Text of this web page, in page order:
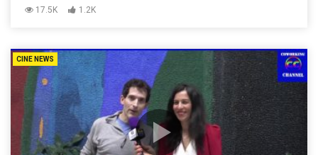
17.5K 1.2K
CINE NEWS